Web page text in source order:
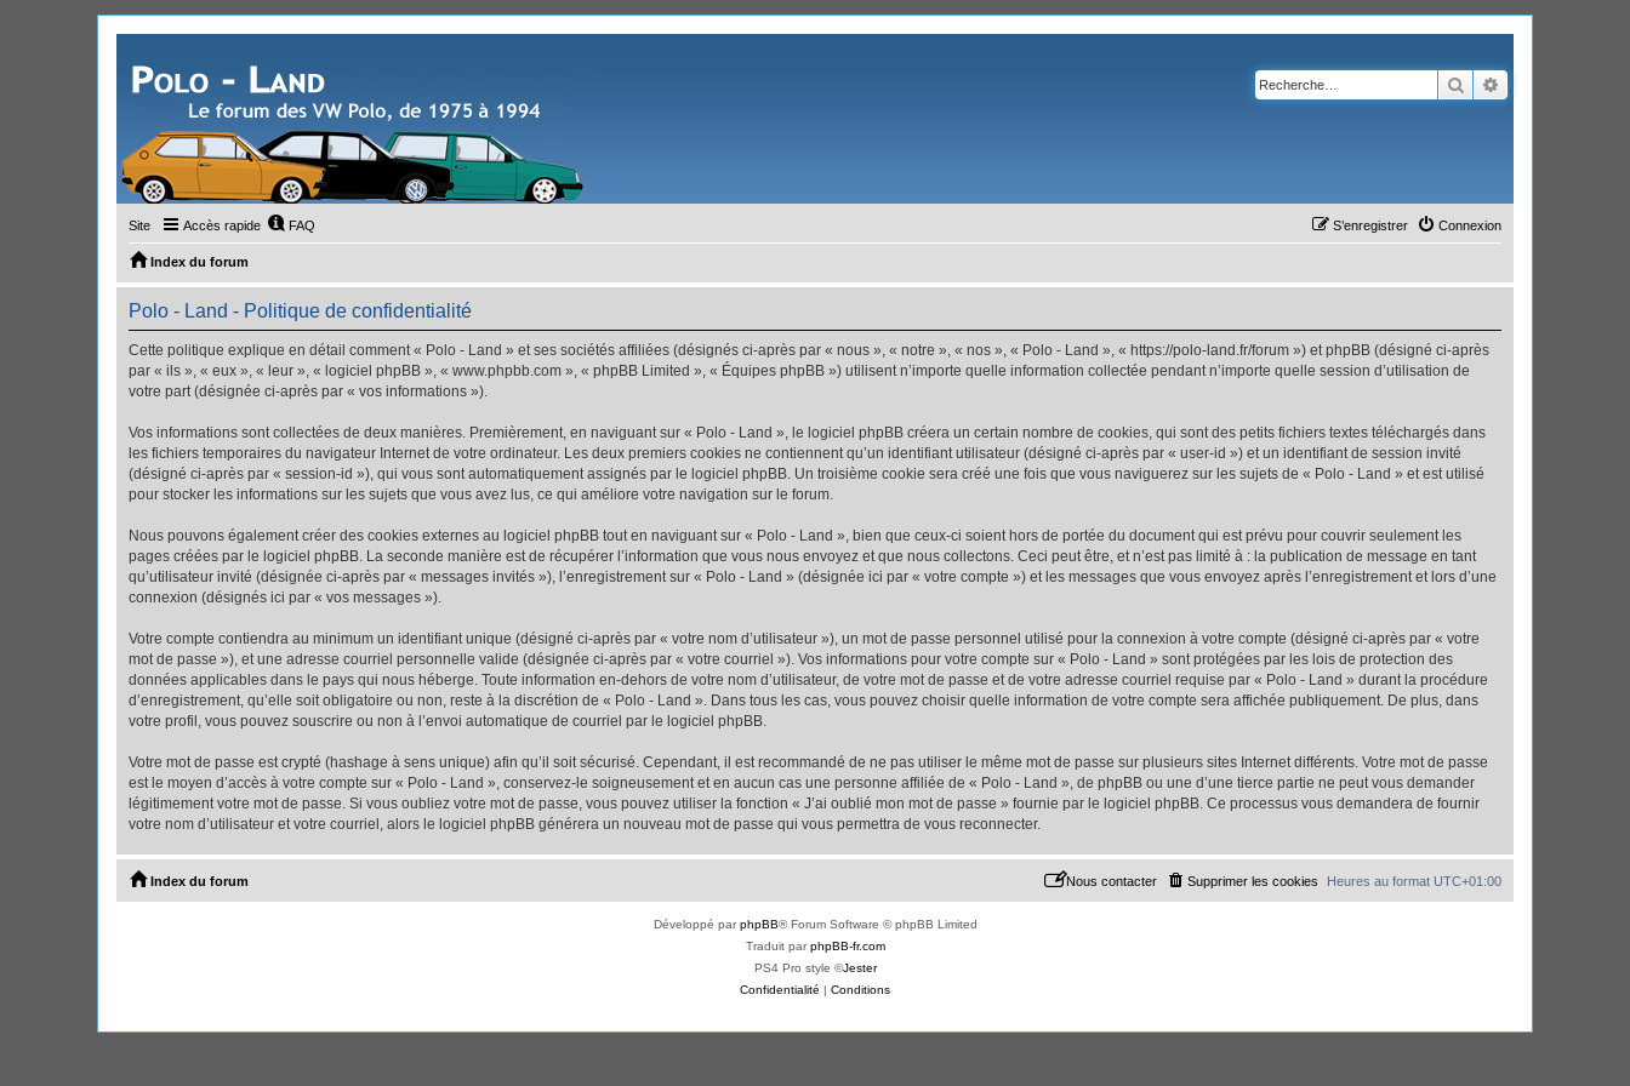
Rechercher
Site Accès rapide FAQ Connexion
S’enregistrer
Index du forum
Polo - Land - Politique de confidentialité
Cette politique explique en détail comment « Polo - Land » et ses sociétés affiliées (désignés ci-après par « nous », « notre », « nos », « Polo - Land », « https://polo-land.fr/forum ») et phpBB (désigné ci-après
par « ils », « eux », « leur », « logiciel phpBB », « www.phpbb.com », « phpBB Limited », « Équipes phpBB ») utilisent n’importe quelle information collectée pendant n’importe quelle session d’utilisation de
votre part (désignée ci-après par « vos informations »).
Vos informations sont collectées de deux manières. Premièrement, en naviguant sur « Polo - Land », le logiciel phpBB créera un certain nombre de cookies, qui sont des petits fichiers textes téléchargés dans
les fichiers temporaires du navigateur Internet de votre ordinateur. Les deux premiers cookies ne contiennent qu’un identifiant utilisateur (désigné ci-après par « user-id ») et un identifiant de session invité
(désigné ci-après par « session-id »), qui vous sont automatiquement assignés par le logiciel phpBB. Un troisième cookie sera créé une fois que vous naviguerez sur les sujets de « Polo - Land » et est utilisé
pour stocker les informations sur les sujets que vous avez lus, ce qui améliore votre navigation sur le forum.
Nous pouvons également créer des cookies externes au logiciel phpBB tout en naviguant sur « Polo - Land », bien que ceux-ci soient hors de portée du document qui est prévu pour couvrir seulement les
pages créées par le logiciel phpBB. La seconde manière est de récupérer l’information que vous nous envoyez et que nous collectons. Ceci peut être, et n’est pas limité à : la publication de message en tant
qu’utilisateur invité (désignée ci-après par « messages invités »), l’enregistrement sur « Polo - Land » (désignée ici par « votre compte ») et les messages que vous envoyez après l’enregistrement et lors d’une
connexion (désignés ici par « vos messages »).
Votre compte contiendra au minimum un identifiant unique (désigné ci-après par « votre nom d’utilisateur »), un mot de passe personnel utilisé pour la connexion à votre compte (désigné ci-après par « votre
mot de passe »), et une adresse courriel personnelle valide (désignée ci-après par « votre courriel »). Vos informations pour votre compte sur « Polo - Land » sont protégées par les lois de protection des
données applicables dans le pays qui nous héberge. Toute information en-dehors de votre nom d’utilisateur, de votre mot de passe et de votre adresse courriel requise par « Polo - Land » durant la procédure
d’enregistrement, qu’elle soit obligatoire ou non, reste à la discrétion de « Polo - Land ». Dans tous les cas, vous pouvez choisir quelle information de votre compte sera affichée publiquement. De plus, dans
votre profil, vous pouvez souscrire ou non à l’envoi automatique de courriel par le logiciel phpBB.
Votre mot de passe est crypté (hashage à sens unique) afin qu’il soit sécurisé. Cependant, il est recommandé de ne pas utiliser le même mot de passe sur plusieurs sites Internet différents. Votre mot de passe
est le moyen d’accès à votre compte sur « Polo - Land », conservez-le soigneusement et en aucun cas une personne affiliée de « Polo - Land », de phpBB ou une d’une tierce partie ne peut vous demander
légitimement votre mot de passe. Si vous oubliez votre mot de passe, vous pouvez utiliser la fonction « J’ai oublié mon mot de passe » fournie par le logiciel phpBB. Ce processus vous demandera de fournir
votre nom d’utilisateur et votre courriel, alors le logiciel phpBB générera un nouveau mot de passe qui vous permettra de vous reconnecter.
Index du forum Heures au format UTC+01:00
Supprimer les cookies
Nous contacter
Développé parphpBB® Forum Software © phpBB Limited
Traduit parphpBB-fr.com
PS4 Pro style ©Jester
Confidentialité | Conditions